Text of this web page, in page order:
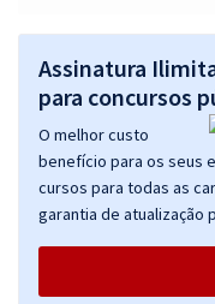
NOVACAP - Companhia
Assinatura
para concursos
O melhor custo
benefício para os seus
cursos para todas as
garantia de atualização